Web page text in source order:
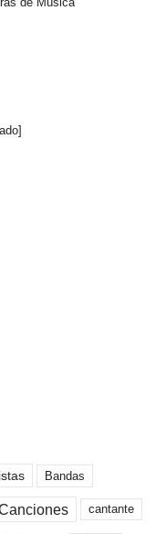
Bandas
cantante